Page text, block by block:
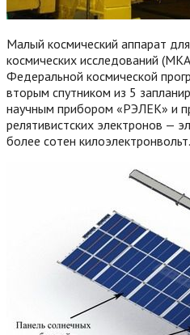
Малый космический аппарат
космических исследований
Федеральной космической
вторым спутником из 5
научным прибором «РЭЛЕК» и
релятивистских электронов —
более сотен килоэлектронвольт.